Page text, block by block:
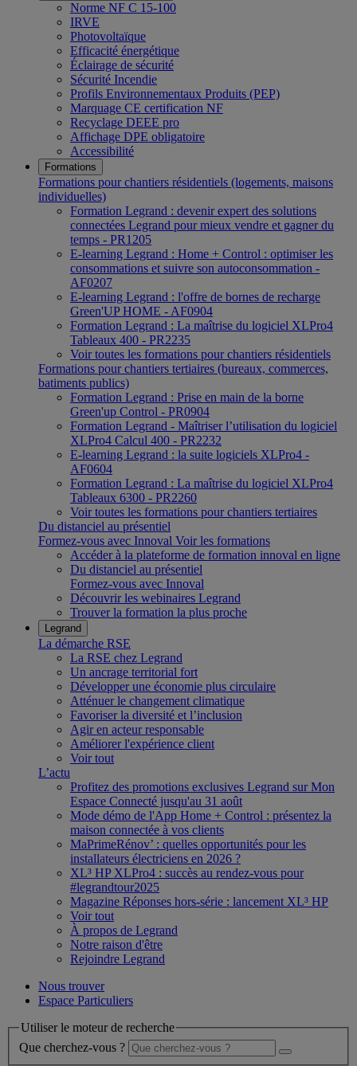
Norme NF C 15-100
IRVE
Photovoltaïque
Efficacité énergétique
Éclairage de sécurité
Sécurité Incendie
Profils Environnementaux Produits (PEP)
Marquage CE certification NF
Recyclage DEEE pro
Affichage DPE obligatoire
Accessibilité
Formations
Formations pour chantiers résidentiels (logements, maisons
individuelles)
Formation Legrand : devenir expert des solutions
connectées Legrand pour mieux vendre et gagner du
temps - PR1205
E-learning Legrand : Home + Control : optimiser les
consommations et suivre son autoconsommation -
AF0207
E-learning Legrand : l'offre de bornes de recharge
Green'UP HOME - AF0904
Formation Legrand : La maîtrise du logiciel XLPro4
Tableaux 400 - PR2235
Voir toutes les formations pour chantiers résidentiels
Formations pour chantiers tertiaires (bureaux, commerces,
batiments publics)
Formation Legrand : Prise en main de la borne
Green'up Control - PR0904
Formation Legrand - Maîtriser l’utilisation du logiciel
XLPro4 Calcul 400 - PR2232
E-learning Legrand : la suite logiciels XLPro4 -
AF0604
Formation Legrand : La maîtrise du logiciel XLPro4
Tableaux 6300 - PR2260
Voir toutes les formations pour chantiers tertiaires
Du distanciel au présentiel
Formez-vous avec Innoval Voir les formations
Accéder à la plateforme de formation innoval en ligne
Du distanciel au présentiel
Formez-vous avec Innoval
Découvrir les webinaires Legrand
Trouver la formation la plus proche
Legrand
La démarche RSE
La RSE chez Legrand
Un ancrage territorial fort
Développer une économie plus circulaire
Atténuer le changement climatique
Favoriser la diversité et l’inclusion
Agir en acteur responsable
Améliorer l'expérience client
Voir tout
L’actu
Profitez des promotions exclusives Legrand sur Mon
Espace Connecté jusqu'au 31 août
Mode démo de l'App Home + Control : présentez la
maison connectée à vos clients
MaPrimeRénov’ : quelles opportunités pour les
installateurs électriciens en 2026 ?
XL³ HP XLPro4 : succès au rendez-vous pour
#legrandtour2025
Magazine Réponses hors-série : lancement XL³ HP
Voir tout
À propos de Legrand
Notre raison d'être
Rejoindre Legrand
Nous trouver
Espace Particuliers
Utiliser le moteur de recherche
Que cherchez-vous ?